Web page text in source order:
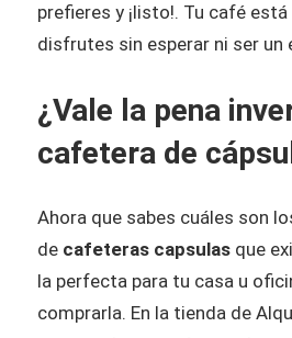
prefieres y ¡listo!. Tu café
disfrutes sin esperar ni ser un
¿Vale la pena
cafetera de
Ahora que sabes cuáles son
de cafeteras capsulas​ que
la perfecta para tu casa u
comprarla. En la tienda de